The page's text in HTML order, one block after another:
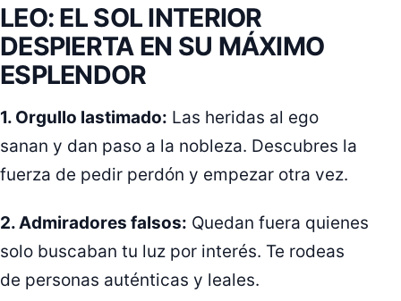
LEO: EL SOL INTERIOR
DESPIERTA EN SU MÁXIMO
ESPLENDOR
1. Orgullo lastimado: Las heridas al ego
sanan y dan paso a la nobleza. Descubres la
fuerza de pedir perdón y empezar otra vez.
2. Admiradores falsos: Quedan fuera quienes
solo buscaban tu luz por interés. Te rodeas
de personas auténticas y leales.